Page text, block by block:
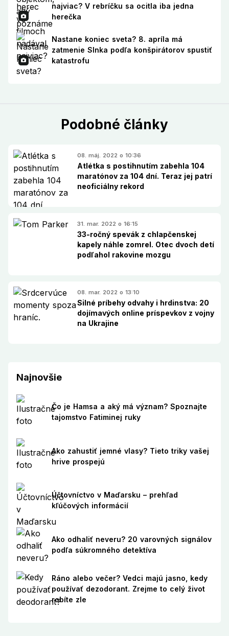
najviac? V rebríčku sa ocitla iba jedna
herečka
Nastane koniec sveta? 8. apríla má
zatmenie Slnka podľa konšpirátorov spustiť
katastrofu
Podobné články
08. máj. 2022 o 10:36
Atlétka s postihnutím zabehla 104
maratónov za 104 dní. Teraz jej patrí
neoficiálny rekord
31. mar. 2022 o 16:15
33-ročný spevák z chlapčenskej
kapely náhle zomrel. Otec dvoch detí
podľahol rakovine mozgu
08. mar. 2022 o 13:10
Silné príbehy odvahy i hrdinstva: 20
dojímavých online príspevkov z vojny
na Ukrajine
Najnovšie
Čo je Hamsa a aký má význam? Spoznajte
tajomstvo Fatiminej ruky
Ako zahustiť jemné vlasy? Tieto triky vašej
hrive prospejú
Účtovníctvo v Maďarsku – prehľad
kľúčových informácií
Ako odhaliť neveru? 20 varovných signálov
podľa súkromného detektíva
Ráno alebo večer? Vedci majú jasno, kedy
používať dezodorant. Zrejme to celý život
robíte zle